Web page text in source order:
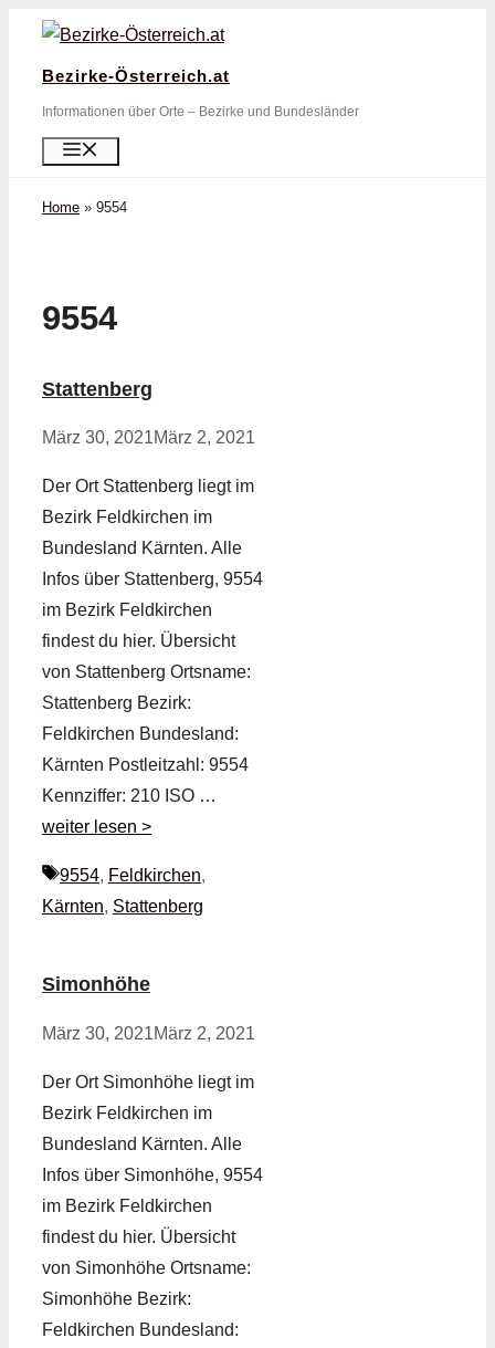
Zum
springen
Bezirke-Österreich.at
Informationen über Orte – Bezirke und Bundesländer
Home » 9554
9554
Stattenberg
März 30, 2021März 2, 2021
Der Ort Stattenberg liegt im
Bezirk Feldkirchen im
Bundesland Kärnten. Alle
Infos über Stattenberg, 9554
im Bezirk Feldkirchen
findest du hier. Übersicht
von Stattenberg Ortsname:
Stattenberg Bezirk:
Feldkirchen Bundesland:
Kärnten Postleitzahl: 9554
Kennziffer: 210 ISO …
weiter lesen >
Schlagwörter
9554, Feldkirchen,
Kärnten, Stattenberg
Simonhöhe
März 30, 2021März 2, 2021
Der Ort Simonhöhe liegt im
Bezirk Feldkirchen im
Bundesland Kärnten. Alle
Infos über Simonhöhe, 9554
im Bezirk Feldkirchen
findest du hier. Übersicht
von Simonhöhe Ortsname:
Simonhöhe Bezirk:
Feldkirchen Bundesland: